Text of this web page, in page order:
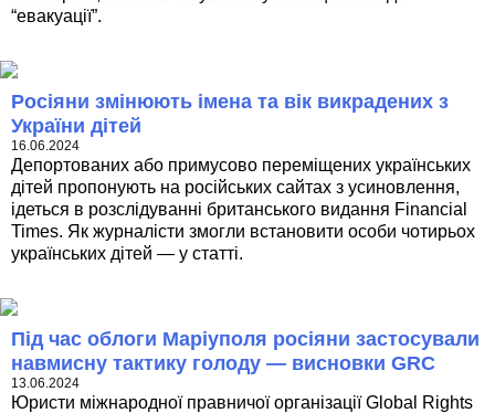
“евакуації”.
Росіяни змінюють імена та вік викрадених з
України дітей
16.06.2024
Депортованих або примусово переміщених українських
дітей пропонують на російських сайтах з усиновлення,
ідеться в розслідуванні британського видання Financial
Times. Як журналісти змогли встановити особи чотирьох
українських дітей — у статті.
Під час облоги Маріуполя росіяни застосували
навмисну тактику голоду — висновки GRC
13.06.2024
Юристи міжнародної правничої організації Global Rights